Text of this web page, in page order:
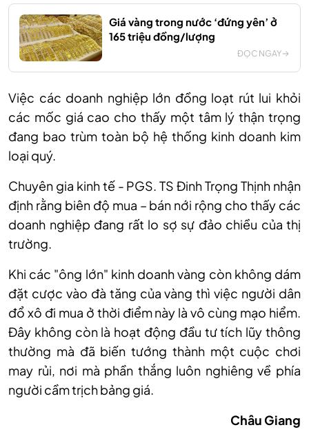
Giá vàng trong nước ‘đứng yên’ ở
165 triệu đồng/lượng
ĐỌC NGAY
Việc các doanh nghiệp lớn đồng loạt rút lui khỏi
các mốc giá cao cho thấy một tâm lý thận trọng
đang bao trùm toàn bộ hệ thống kinh doanh kim
loại quý.
Chuyên gia kinh tế - PGS. TS Đinh Trọng Thịnh nhận
định rằng biên độ mua – bán nới rộng cho thấy các
doanh nghiệp đang rất lo sợ sự đảo chiều của thị
trường.
Khi các "ông lớn" kinh doanh vàng còn không dám
đặt cược vào đà tăng của vàng thì việc người dân
đổ xô đi mua ở thời điểm này là vô cùng mạo hiểm.
Đây không còn là hoạt động đầu tư tích lũy thông
thường mà đã biến tướng thành một cuộc chơi
may rủi, nơi mà phần thắng luôn nghiêng về phía
người cầm trịch bảng giá.
Châu Giang